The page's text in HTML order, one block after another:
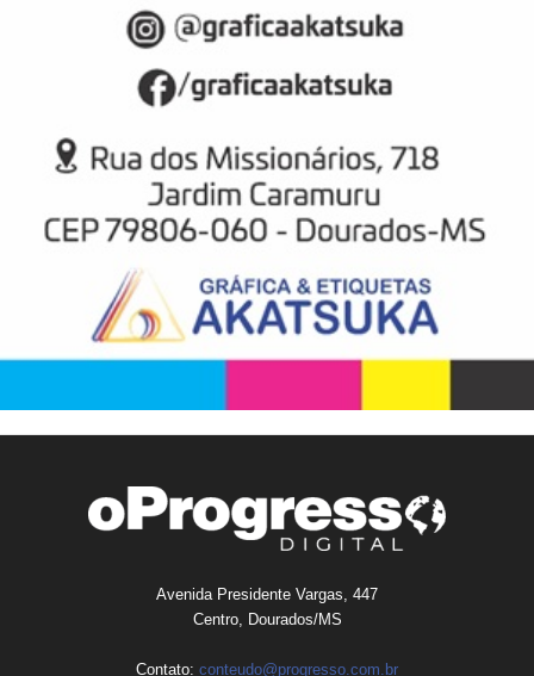
Avenida Presidente Vargas, 447
Centro, Dourados/MS
Contato: conteudo@progresso.com.br